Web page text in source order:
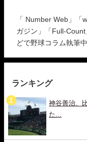
「 Number Web」「
ガジン」「Full-
どで野球コラム執筆中
ランキング
神谷善治、
た...